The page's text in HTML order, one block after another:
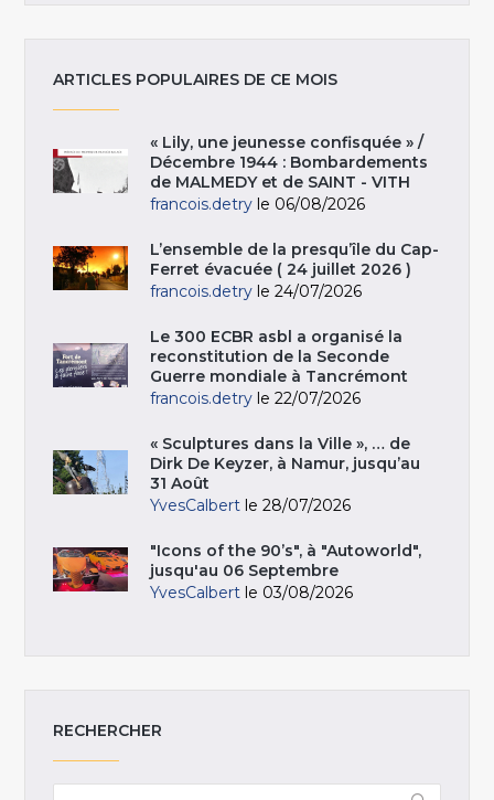
ARTICLES POPULAIRES DE CE MOIS
« Lily, une jeunesse confisquée » /
Décembre 1944 : Bombardements
de MALMEDY et de SAINT - VITH
francois.detry le 06/08/2026
L’ensemble de la presqu’île du Cap-
Ferret évacuée ( 24 juillet 2026 )
francois.detry le 24/07/2026
Le 300 ECBR asbl a organisé la
reconstitution de la Seconde
Guerre mondiale à Tancrémont
francois.detry le 22/07/2026
« Sculptures dans la Ville », … de
Dirk De Keyzer, à Namur, jusqu’au
31 Août
YvesCalbert le 28/07/2026
"Icons of the 90’s", à "Autoworld",
jusqu'au 06 Septembre
YvesCalbert le 03/08/2026
RECHERCHER